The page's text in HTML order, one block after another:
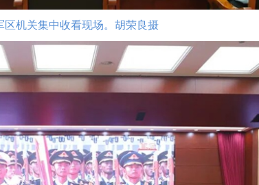
区机关集中收看现场。胡荣良摄